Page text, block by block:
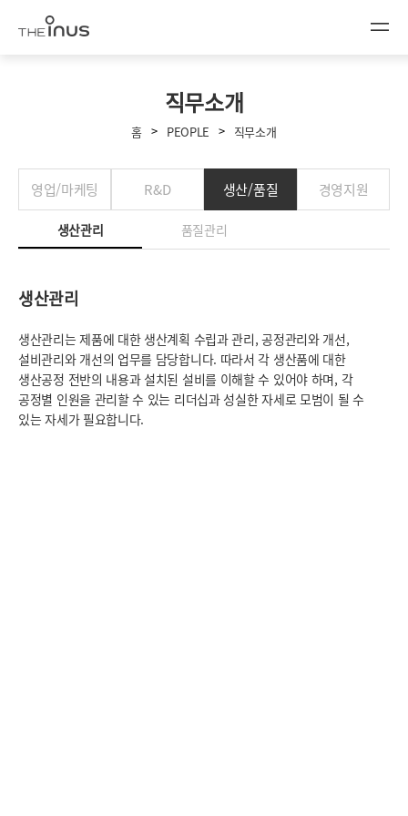
직무소개
홈 > PEOPLE > 직무소개
영업/마케팅 R&D 생산/품질 경영지원
생산관리 품질관리
생산관리
생산관리는 제품에 대한 생산계획 수립과 관리, 공정관리와 개선,
설비관리와 개선의 업무를 담당합니다. 따라서 각 생산품에 대한
생산공정 전반의 내용과 설치된 설비를 이해할 수 있어야 하며, 각
공정별 인원을 관리할 수 있는 리더십과 성실한 자세로 모범이 될 수
있는 자세가 필요합니다.